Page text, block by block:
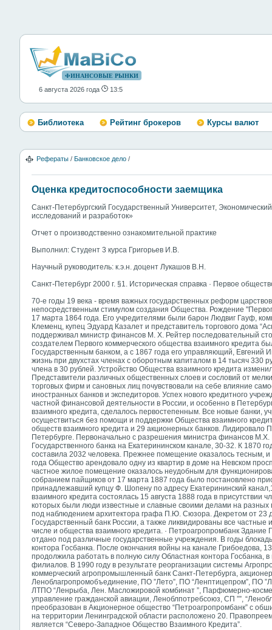
ФИНАНСОВЫЕ РЫНКИ
6 августа 2026 года 13:5
Библиотека Рейтинг брокеров Курсы валют
Рефераты / Банковское дело /
Оценка кредитоспособности заемщика
Санкт-Петербургский Государственный Университет,
исследований и разработок»
Отчет о производственно ознакомительной практике
Выполнил: Студент 3 курса Григорьев И.В.
Научный руководитель: к.э.н. доцент Лукашов В.Н.
Санкт-Петербург 2000 г. §1. Историческая справка · Первое
70-е годы 19 века - время важных государственных реформ
непосредственным стимулом создания Общества. Рождение
17 марта 1864 года. Его учредителями были барон Людвиг Гауф,
Клеменц, купец Эдуард Казалет и представитель торгового дома
поддерживал министр финансов М. Х. Рейтер последовательный
создателем Первого коммерческого общества взаимного кредита
Государственным банком, а с 1867 года его управляющий,
жизнь при двухстах членах с оборотным капиталом в 14 тысяч 330
члена в 30 рублей. Устройство Общества взаимного кредита
Представители различных общественных слоев и сословий от
торговых фирм и сановных лиц почувствовали на себе влияние
иностранных банков и экспедиторов. Успех нового кредитного
частной финансовой деятельности в России, и особенно в
взаимного кредита, сделалось первостепенным. Все новые банки,
осуществиться без помощи и поддержки Общества взаимного
обществ взаимного кредита и 29 акционерных банков. Лидировало
Петербурге. Первоначально с разрешения министра финансов М.Х.
Государственного банка на Екатерининском канале, 30-32. К 1870
составила 2032 человека. Прежнее помещение оказалось тесным,
года Общество арендовало одну из квартир в доме на Невском
частное жилое помещение оказалось неудобным для
собранием пайщиков от 17 марта 1887 года было постановлено
принадлежавший купцу Ф. Шопену по адресу Екатерининский
взаимного кредита состоялась 15 августа 1888 года в присутствии
которых были люди известные и славные своими делами на разных
под наблюдением архитектора графа П.Ю. Сюзора. Декретом от 23
Государственный банк России, а также ликвидированы все частные
числе и общества взаимного кредита. · Петроагропромбанк
отдано под различные государственные учреждения. В годы
контора Госбанка. После окончания войны на канале Грибоедова,
продолжила работать в полную силу Областная контора Госбанка,
филиалов. В 1990 году в результате реорганизации системы
коммерческий агропромышленный банк Санкт-Петербурга,
Леноблагропромобъединение, ПО ”Лето”, ПО “Ленптицепром”, ПО
ЛТПО “Ленрыба, Лен. Масложировой комбинат ”, Парфюмерно-
управление гражданской авиации, Леноблпотребсоюз, СП ””,
преобразован в Акционерное общество “Петроагропромбанк” с
на территории Ленинградской области расположено 20.
является “Северо-Западное Общество Взаимного Кредита”.